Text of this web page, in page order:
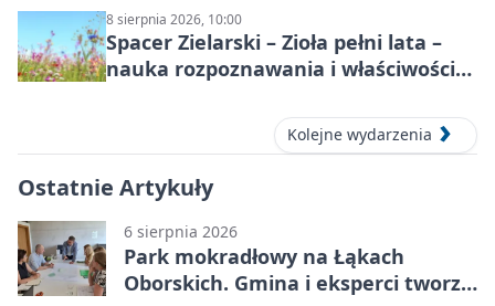
8 sierpnia 2026, 10:00
Spacer Zielarski – Zioła pełni lata –
nauka rozpoznawania i właściwości
Kolejne wydarzenia
Ostatnie Artykuły
6 sierpnia 2026
Park mokradłowy na Łąkach
Oborskich. Gmina i eksperci tworzą